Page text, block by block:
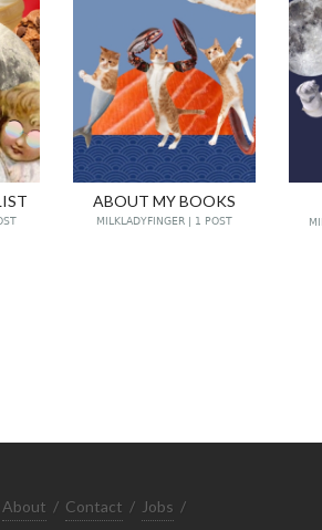
ABOUT MY BOOKS
MILKLADYFINGER | 1 POST
About / Contact / Jobs /